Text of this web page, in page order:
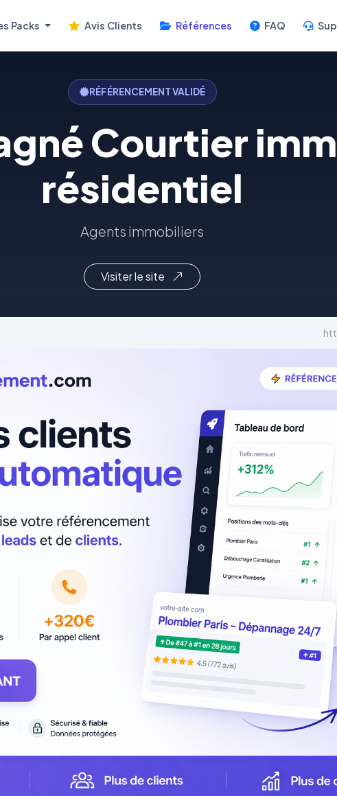
Packs Avis Clients Références FAQ
RÉFÉRENCEMENT VALIDÉ
Courtier
résidentiel
Agents immobiliers
Visiter le site